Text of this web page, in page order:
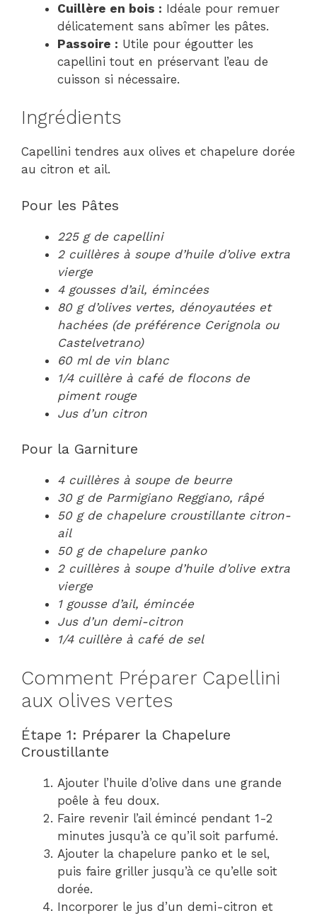
Cuillère en bois : Idéale pour remuer
délicatement sans abîmer les pâtes.
Passoire : Utile pour égoutter les
capellini tout en préservant l’eau de
cuisson si nécessaire.
Ingrédients
Capellini tendres aux olives et chapelure dorée
au citron et ail.
Pour les Pâtes
225 g de capellini
2 cuillères à soupe d’huile d’olive extra
vierge
4 gousses d’ail, émincées
80 g d’olives vertes, dénoyautées et
hachées (de préférence Cerignola ou
Castelvetrano)
60 ml de vin blanc
1/4 cuillère à café de flocons de
piment rouge
Jus d’un citron
Pour la Garniture
4 cuillères à soupe de beurre
30 g de Parmigiano Reggiano, râpé
50 g de chapelure croustillante citron-
ail
50 g de chapelure panko
2 cuillères à soupe d’huile d’olive extra
vierge
1 gousse d’ail, émincée
Jus d’un demi-citron
1/4 cuillère à café de sel
Comment Préparer Capellini
aux olives vertes
Étape 1: Préparer la Chapelure
Croustillante
Ajouter l’huile d’olive dans une grande
poêle à feu doux.
Faire revenir l’ail émincé pendant 1-2
minutes jusqu’à ce qu’il soit parfumé.
Ajouter la chapelure panko et le sel,
puis faire griller jusqu’à ce qu’elle soit
dorée.
Incorporer le jus d’un demi-citron et